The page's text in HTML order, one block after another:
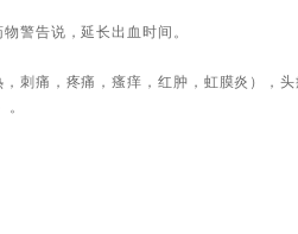
警告说，延长出血时间。
刺痛，疼痛，瘙痒，红肿，虹膜炎），